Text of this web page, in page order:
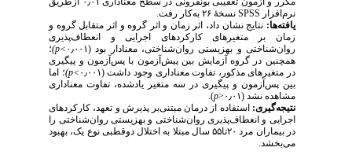
نرم‌افزار SPSS
نسخهٔ ۲۶ به‌کار رفت.
یافته‌ها:نتایج نشان داد، اثر زمان و اثر گروه و اثر متقابل گروه و
زمان بر متغیرهای کارکردهای اجرایی و انعطاف‌پذیری
روان‌شناختی و بهزیستی روان‌شناختی، معنادار بود (۰٫۰۰۱
>p)
؛
همچنین در گروه آزمایش بین پیش‌آزمون با پس‌آزمون و پیگیری
در متغیرهای مذکور، تفاوت معناداری وجود داشت (۰٫۰۰۱
>p)
؛ اما
بین پس‌آزمون و پیگیریدر سه متغیر یادشده،تفاوت معناداری
مشاهده نشد (۰٫۰۱ <
p
).
نتیجه‌گیری:استفاده از درمان مبتنی‌بر پذیرش و تعهد، کارکردهای
اجرایی و انعطاف‌پذیری روان‌شناختی و بهزیستی روان‌شناختی را
در بیماران مرد ۲۰تا۵۵ سال
مبتلا به اختلال دوقطبی نوع یک، بهبود
می‌بخشد.